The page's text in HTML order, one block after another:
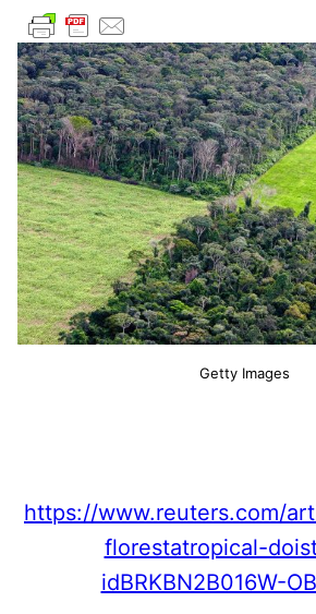
Getty Images
https://www.reuters.com/
florestatropical-
idBRKBN2B016W-